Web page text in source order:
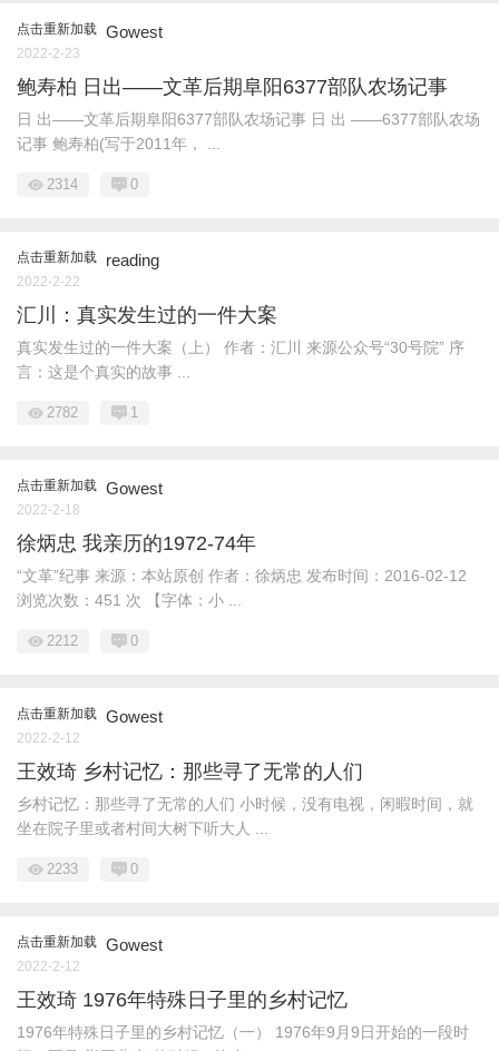
点击重新加载 Gowest
2022-2-23
鲍寿柏 日出——文革后期阜阳6377部队农场记事
日 出——文革后期阜阳6377部队农场记事 日 出 ——6377部队农场
记事 鲍寿柏(写于2011年， ...
2314 0
点击重新加载 reading
2022-2-22
汇川：真实发生过的一件大案
真实发生过的一件大案（上） 作者：汇川 来源公众号“30号院” 序
言：这是个真实的故事 ...
2782 1
点击重新加载 Gowest
2022-2-18
徐炳忠 我亲历的1972-74年
“文革”纪事 来源：本站原创 作者：徐炳忠 发布时间：2016-02-12
浏览次数：451 次 【字体：小 ...
2212 0
点击重新加载 Gowest
2022-2-12
王效琦 乡村记忆：那些寻了无常的人们
乡村记忆：那些寻了无常的人们 小时候，没有电视，闲暇时间，就
坐在院子里或者村间大树下听大人 ...
2233 0
点击重新加载 Gowest
2022-2-12
王效琦 1976年特殊日子里的乡村记忆
1976年特殊日子里的乡村记忆（一） 1976年9月9日开始的一段时